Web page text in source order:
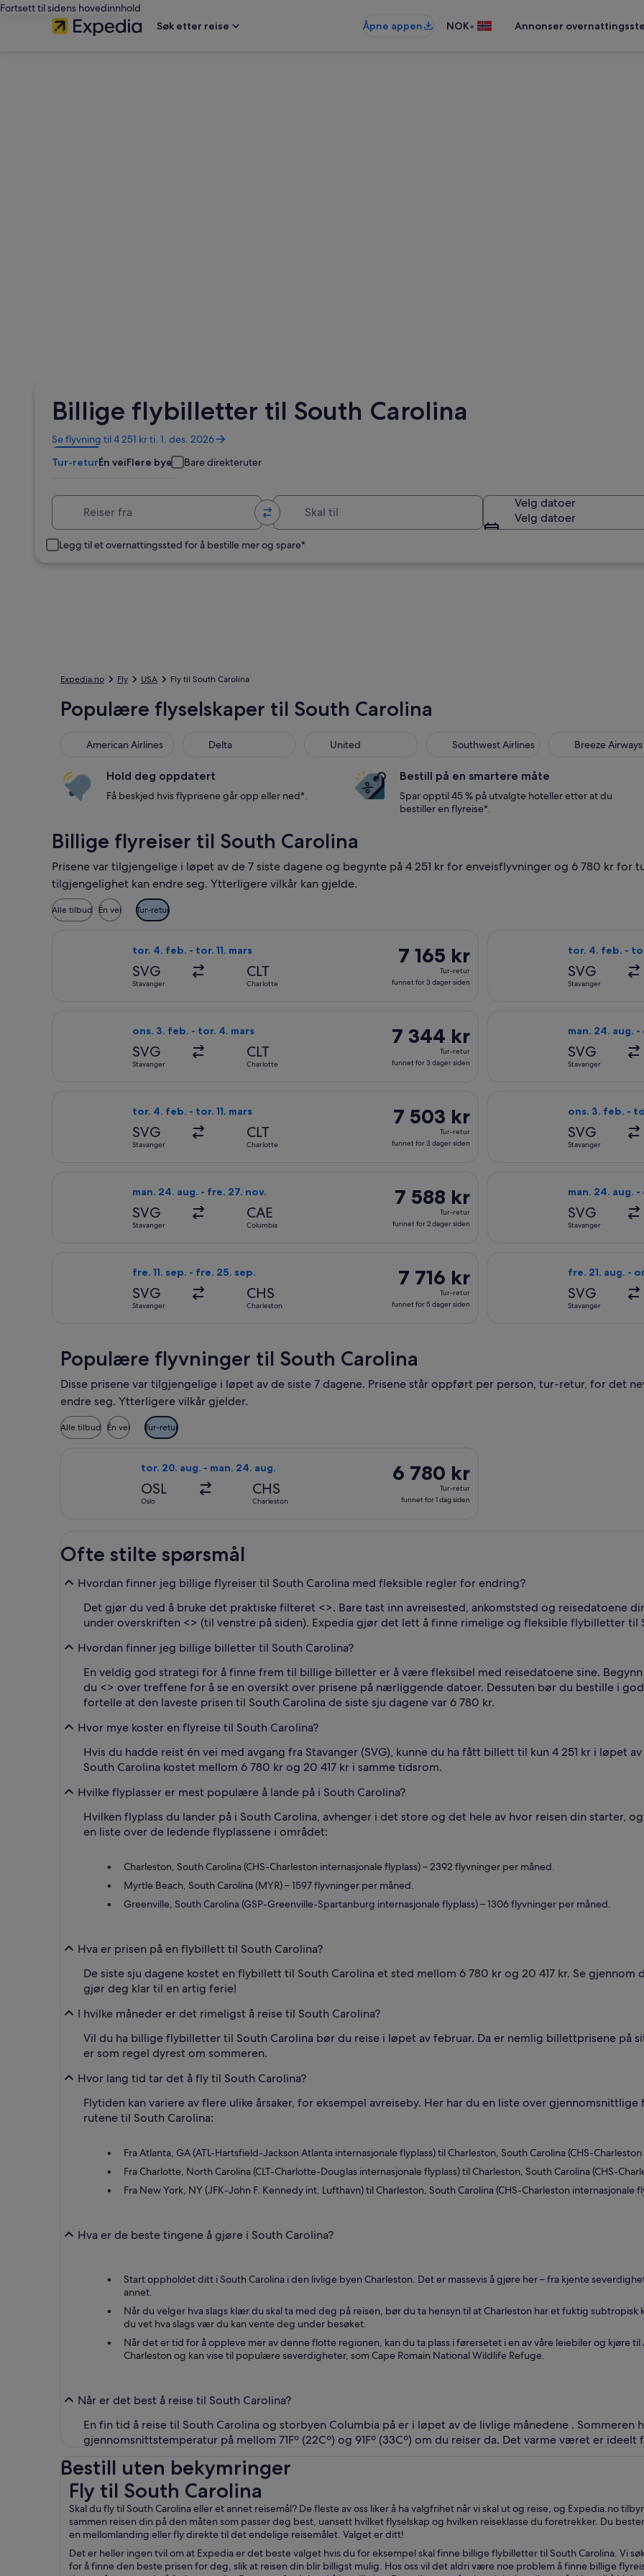
Fortsett til sidens hovedinnhold
Søk etter reise
Åpne appen NOK• Annonser
Billige flybilletter til South Carolina
Se flyvning til 4 251 kr ti. 1. des. 2026
Åpnes
et
Tur-returÉn veiFlere byer Bare direkteruter
Velg datoer
Velg datoer
Legg til et overnattingssted for å bestille mer og spare*
Expedia.no Fly USA Fly til South Carolina
Populære flyselskaper til South Carolina
American Airlines Delta United Southwest Airlines Breeze Airways
Hold deg oppdatert
Få beskjed hvis flyprisene går opp eller ned*.
Bestill på en smartere måte
Spar opptil 45 % på utvalgte hoteller etter at du
bestiller en flyreise*.
Billige flyreiser til South Carolina
Prisene var tilgjengelige i løpet av de 7 siste dagene og begynte på 4 251 kr for enveisflyvninger og 6 780 kr for
tilgjengelighet kan endre seg. Ytterligere vilkår kan gjelde.
Alle tilbud Én vei Tur-retur
tor. 4. feb. - tor. 11. mars
SVG
Stavanger
CLT
Charlotte
7 165 kr
Tur-
retur,
3
dager
7 165 kr
Tur-retur
funnet for 3 dager siden
tor. 4. feb. -
SVG
Stavanger
ons. 3. feb. - tor. 4. mars
SVG
Stavanger
CLT
Charlotte
7 344 kr
Tur-
retur,
3
dager
7 344 kr
Tur-retur
funnet for 3 dager siden
man. 24. aug.
SVG
Stavanger
tor. 4. feb. - tor. 11. mars
SVG
Stavanger
CLT
Charlotte
7 503 kr
Tur-
retur,
3
dager
7 503 kr
Tur-retur
funnet for 3 dager siden
ons. 3. feb. -
SVG
Stavanger
man. 24. aug. - fre. 27. nov.
SVG
Stavanger
CAE
Columbia
7 588 kr
Tur-
retur,
2
dager
7 588 kr
Tur-retur
funnet for 2 dager siden
man. 24. aug.
SVG
Stavanger
fre. 11. sep. - fre. 25. sep.
SVG
Stavanger
CHS
Charleston
7 716 kr
Tur-
retur,
dager
siden
7 716 kr
Tur-retur
funnet for 5 dager siden
fre. 21. aug. -
SVG
Stavanger
Populære flyvninger til South Carolina
Disse prisene var tilgjengelige i løpet av de siste 7 dagene. Prisene står oppført per person, tur-retur, for det
endre seg. Ytterligere vilkår gjelder.
Alle tilbud Én vei Tur-retur
tor. 20. aug. - man. 24. aug.
OSL
Oslo
CHS
Charleston
6 780 kr
Tur-
retur,
6 780 kr
Tur-retur
funnet for 1 dag siden
Ofte stilte spørsmål
Hvordan finner jeg billige flyreiser til South Carolina med fleksible regler for endring?
Det gjør du ved å bruke det praktiske filteret <>. Bare tast inn avreisested, ankomststed og reisedatoene
under overskriften <> (til venstre på siden). Expedia gjør det lett å finne rimelige og fleksible flybilletter til
Hvordan finner jeg billige billetter til South Carolina?
En veldig god strategi for å finne frem til billige billetter er å være fleksibel med reisedatoene sine.
du <> over treffene for å se en oversikt over prisene på nærliggende datoer. Dessuten bør du bestille i
fortelle at den laveste prisen til South Carolina de siste sju dagene var 6 780 kr.
Hvor mye koster en flyreise til South Carolina?
Hvis du hadde reist én vei med avgang fra Stavanger (SVG), kunne du ha fått billett til kun 4 251 kr i løpet
South Carolina kostet mellom 6 780 kr og 20 417 kr i samme tidsrom.
Hvilke flyplasser er mest populære å lande på i South Carolina?
Hvilken flyplass du lander på i South Carolina, avhenger i det store og det hele av hvor reisen din starter,
en liste over de ledende flyplassene i området:
Charleston, South Carolina (CHS-Charleston internasjonale flyplass) – 2392 flyvninger per måned.
Myrtle Beach, South Carolina (MYR) – 1597 flyvninger per måned.
Greenville, South Carolina (GSP-Greenville-Spartanburg internasjonale flyplass) – 1306 flyvninger per måned.
Hva er prisen på en flybillett til South Carolina?
De siste sju dagene kostet en flybillett til South Carolina et sted mellom 6 780 kr og 20 417 kr. Se
gjør deg klar til en artig ferie!
I hvilke måneder er det rimeligst å reise til South Carolina?
Vil du ha billige flybilletter til South Carolina bør du reise i løpet av februar. Da er nemlig billettprisene på
er som regel dyrest om sommeren.
Hvor lang tid tar det å fly til South Carolina?
Flytiden kan variere av flere ulike årsaker, for eksempel avreiseby. Her har du en liste over
rutene til South Carolina:
Fra Atlanta, GA (ATL-Hartsfield-Jackson Atlanta internasjonale flyplass) til Charleston, South Carolina (CHS-
Fra Charlotte, North Carolina (CLT-Charlotte-Douglas internasjonale flyplass) til Charleston, South Carolina (CHS-
Fra New York, NY (JFK-John F. Kennedy int. Lufthavn) til Charleston, South Carolina (CHS-Charleston internasjonale
Hva er de beste tingene å gjøre i South Carolina?
Start oppholdet ditt i South Carolina i den livlige byen Charleston. Det er massevis å gjøre her – fra kjente
annet.
Når du velger hva slags klær du skal ta med deg på reisen, bør du ta hensyn til at Charleston har et fuktig
du vet hva slags vær du kan vente deg under besøket.
Når det er tid for å oppleve mer av denne flotte regionen, kan du ta plass i førersetet i en av våre leiebiler og kjøre
Charleston og kan vise til populære severdigheter, som Cape Romain National Wildlife Refuge.
Når er det best å reise til South Carolina?
En fin tid å reise til South Carolina og storbyen Columbia på er i løpet av de livlige månedene .
gjennomsnittstemperatur på mellom 71Fº (22Cº) og 91Fº (33Cº) om du reiser da. Det varme været er
Bestill uten bekymringer
Fly til South Carolina
Skal du fly til South Carolina eller et annet reisemål? De fleste av oss liker å ha valgfrihet når vi skal ut og reise, og Expedia.no
sammen reisen din på den måten som passer deg best, uansett hvilket flyselskap og hvilken reiseklasse du foretrekker. Du
en mellomlanding eller fly direkte til det endelige reisemålet. Valget er ditt!
Det er heller ingen tvil om at Expedia er det beste valget hvis du for eksempel skal finne billige flybilletter til South Carolina. Vi
for å finne den beste prisen for deg, slik at reisen din blir billigst mulig. Hos oss vil det aldri være noe problem å finne billige
Fly til South Carolina